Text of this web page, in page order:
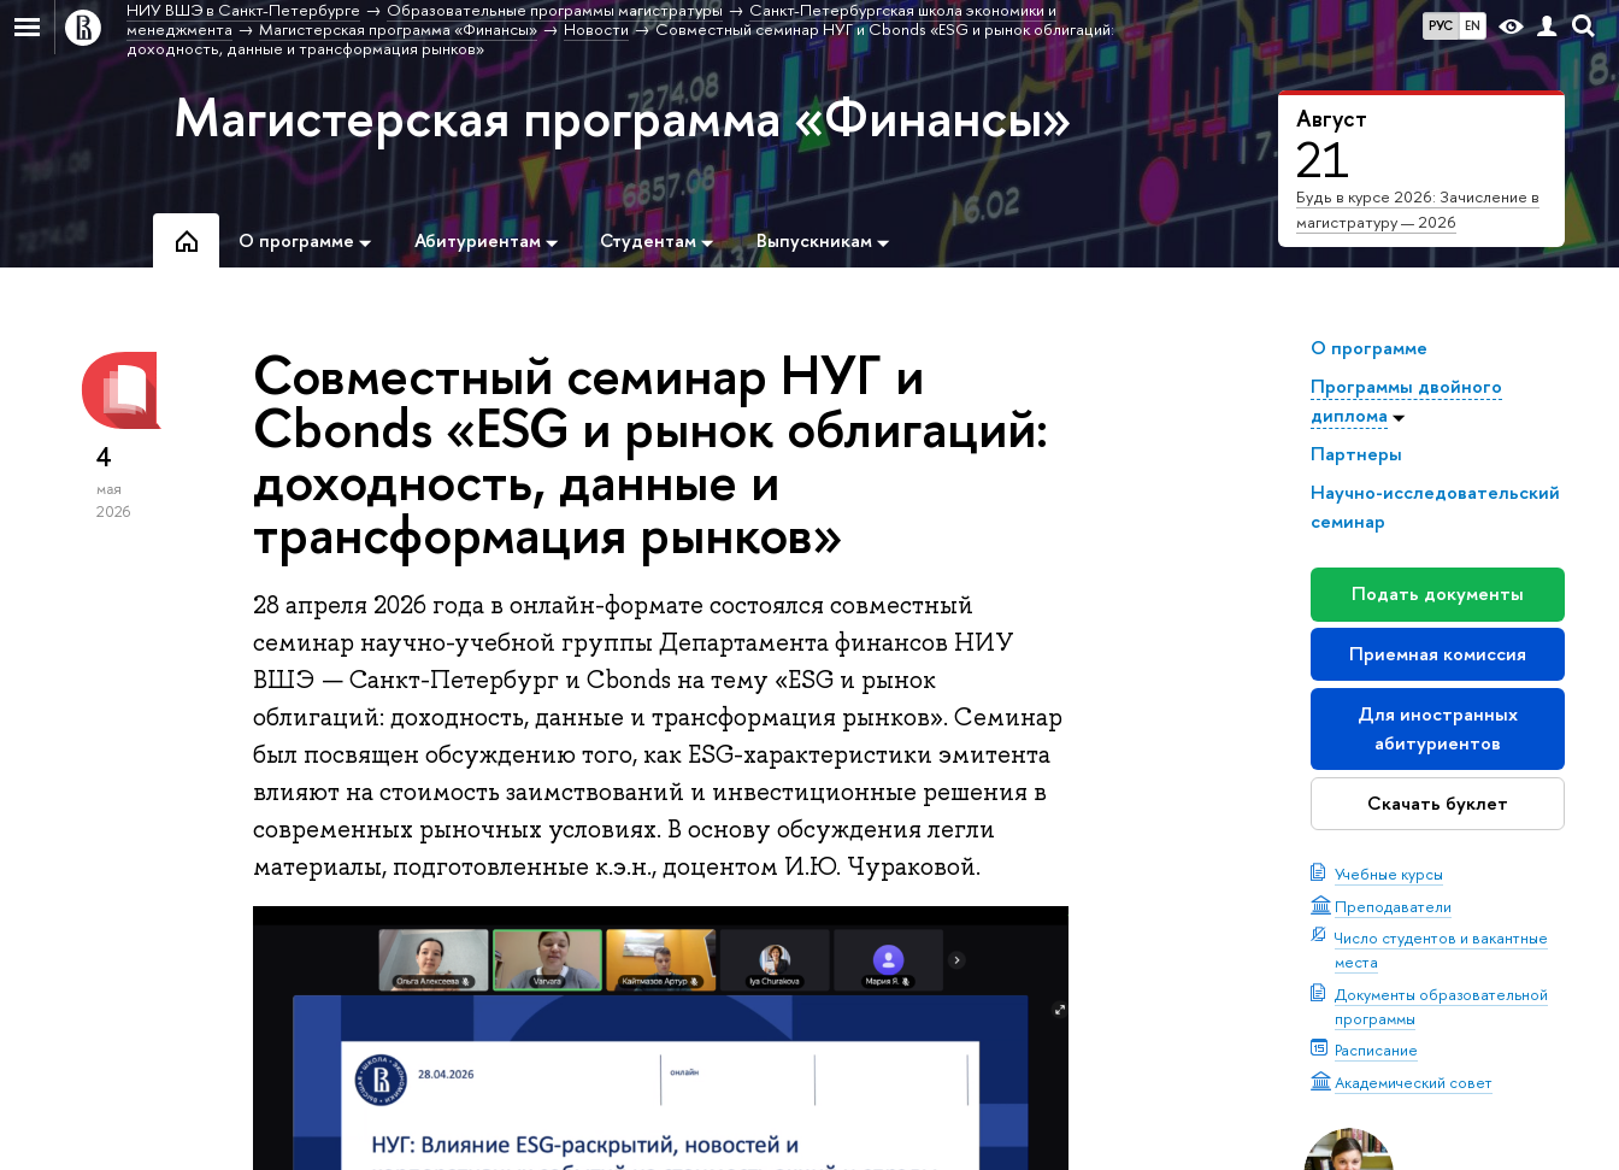
РУС EN
НИУ ВШЭ в Санкт-Петербурге Образовательные программы магистратуры
Санкт-Петербургская школа экономики и
менеджмента
Магистерская программа «Финансы» Новости
Совместный семинар НУГ и Cbonds «ESG и рынок облигаций:
доходность, данные и трансформация рынков»
Август
21
Будь в курсе 2026: Зачисление в
магистратуру — 2026
Магистерская программа «Финансы»
О программе Абитуриентам Студентам Выпускникам
О программе
Программы двойного
диплома
Партнеры
Научно-исследовательский
семинар
Подать документы
Приемная комиссия
Для иностранных
абитуриентов
Скачать буклет
Учебные курсы
Преподаватели
Число студентов и вакантные
места
Документы образовательной
программы
Расписание
Академический совет
4
мая
2026
Совместный семинар НУГ и
Cbonds «ESG и рынок облигаций:
доходность, данные и
трансформация рынков»
28 апреля 2026 года в онлайн-формате состоялся совместный
семинар научно-учебной группы Департамента финансов НИУ
ВШЭ — Санкт-Петербург и Cbonds на тему «ESG и рынок
облигаций: доходность, данные и трансформация рынков». Семинар
был посвящен обсуждению того, как ESG-характеристики эмитента
влияют на стоимость заимствований и инвестиционные решения в
современных рыночных условиях. В основу обсуждения легли
материалы, подготовленные к.э.н., доцентом И.Ю. Чураковой.